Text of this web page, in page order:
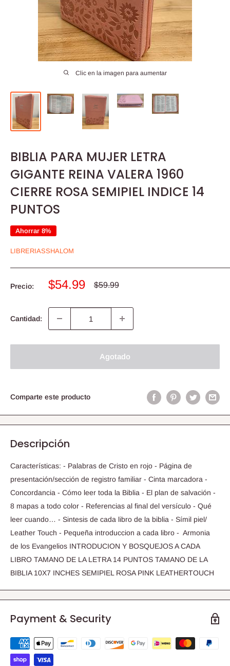
Clic en la imagen para aumentar
BIBLIA PARA MUJER LETRA
GIGANTE REINA VALERA 1960
CIERRE ROSA SEMIPIEL INDICE 14
PUNTOS
Ahorrar 8%
LIBRERIASSHALOM
Precio:
Precio
venta
$54.99
Precio
$59.99
Cantidad:
Agotado
Comparte este producto
Descripción
Características: - Palabras de Cristo en rojo - Página de
presentación/sección de registro familiar - Cinta marcadora -
Concordancia - Cómo leer toda la Biblia - El plan de salvación -
8 mapas a todo color - Referencias al final del versículo - Qué
leer cuando… - Sintesis de cada libro de la biblia - Símil piel/
Leather Touch - Pequeña introduccion a cada libro - Armonia
de los Evangelios INTRODUCION Y BOSQUEJOS A CADA
LIBRO TAMANO DE LA LETRA 14 PUNTOS TAMANO DE LA
BIBLIA 10X7 INCHES SEMIPIEL ROSA PINK LEATHERTOUCH
Payment & Security